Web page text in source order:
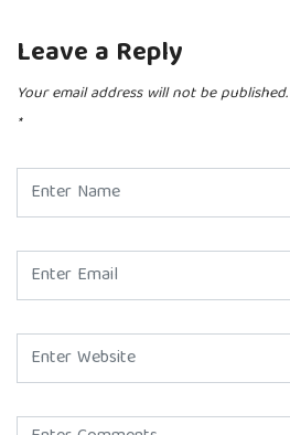
Leave a Reply
Your email address will not be published.
*